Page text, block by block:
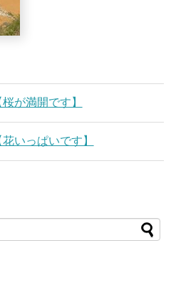
が満開です】
いっぱいです】